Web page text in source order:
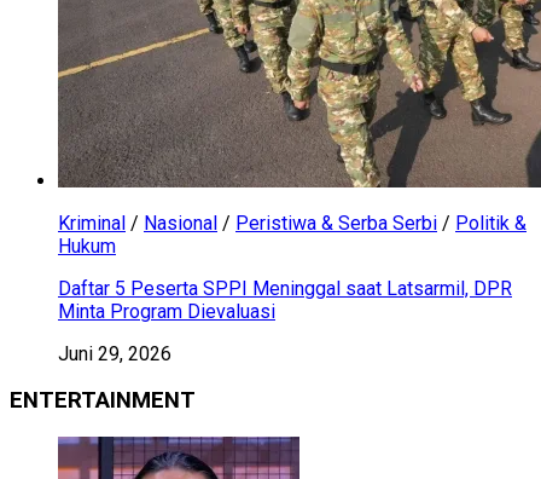
Kriminal / Nasional / Peristiwa & Serba Serbi / Politik &
Hukum
Daftar 5 Peserta SPPI Meninggal saat Latsarmil, DPR
Minta Program Dievaluasi
Juni 29, 2026
ENTERTAINMENT